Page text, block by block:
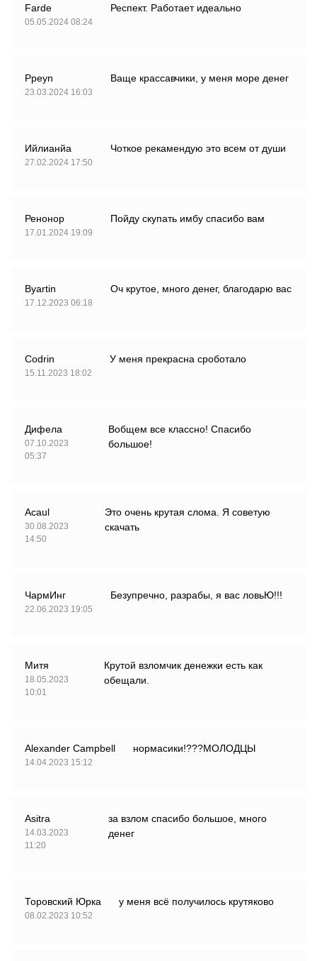
Farde
05.05.2024 08:24
Респект. Работает идеально
Ppeyn
23.03.2024 16:03
Ваще крассавчики, у меня море денег
Ийлианйа
27.02.2024 17:50
Чоткое рекамендую это всем от души
Ренонор
17.01.2024 19:09
Пойду скупать имбу спасибо вам
Byartin
17.12.2023 06:18
Оч крутое, много денег, благодарю вас
Codrin
15.11.2023 18:02
У меня прекрасна сроботало
Дифела
07.10.2023
05:37
Вобщем все классно! Спасибо
большое!
Аcaul
30.08.2023
14:50
Это очень крутая слома. Я советую
скачать
ЧармИнг
22.06.2023 19:05
Безупречно, разрабы, я вас ловьЮ!!!
Митя
18.05.2023
10:01
Крутой взломчик денежки есть как
обещали.
Alexander Campbell
14.04.2023 15:12
нормасики!???МОЛОДЦЫ
Asitra
14.03.2023
11:20
за взлом спасибо большое, много
денег
Торовский Юрка
08.02.2023 10:52
у меня всё получилось крутяково